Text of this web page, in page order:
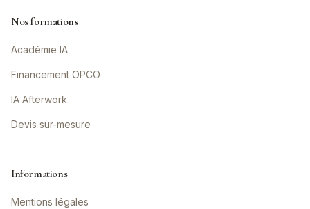
Nos formations
Académie IA
Financement OPCO
IA Afterwork
Devis sur-mesure
Informations
Mentions légales